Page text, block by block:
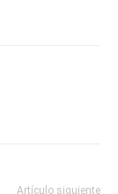
Artículo siguiente